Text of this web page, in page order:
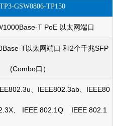
GSW0806-TP150
1000Base-T PoE 以太网端口
T以太网端口 和2个千兆SFP
(Combo口）
IEEE802.3ab、 IEEE80
、 IEEE 802.1Q IEEE 802.1